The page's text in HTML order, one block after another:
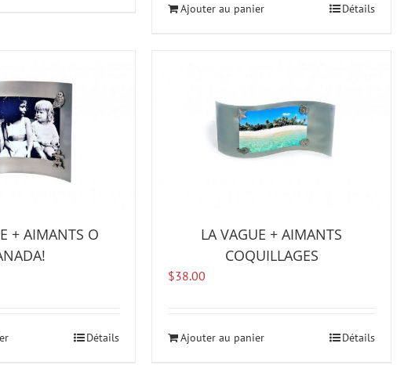
Ajouter au panier Détails
+ AIMANTS O
Détails
LA VAGUE + AIMANTS
COQUILLAGES
$38.00
Ajouter au panier Détails